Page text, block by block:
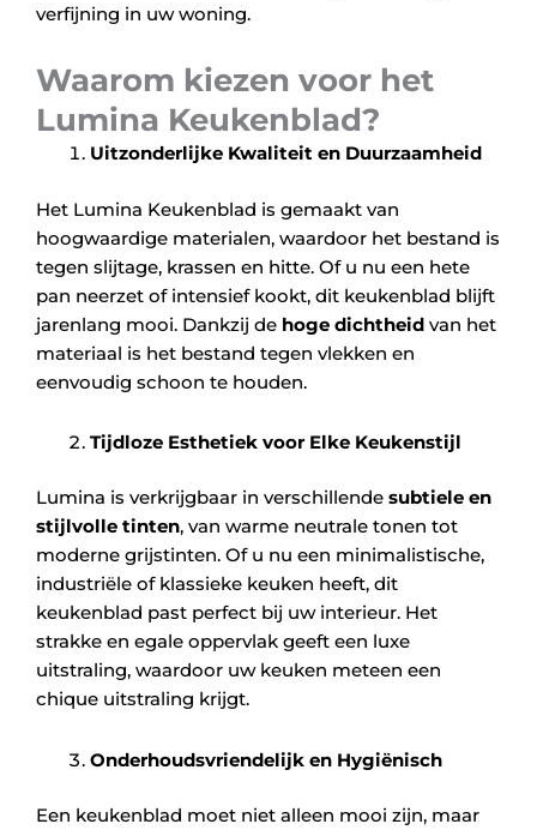
verfijning in uw woning.
Waarom kiezen voor het
Lumina Keukenblad?
Uitzonderlijke Kwaliteit en Duurzaamheid
Het Lumina Keukenblad is gemaakt van
hoogwaardige materialen, waardoor het bestand is
tegen slijtage, krassen en hitte. Of u nu een hete
pan neerzet of intensief kookt, dit keukenblad blijft
jarenlang mooi. Dankzij de hoge dichtheid van het
materiaal is het bestand tegen vlekken en
eenvoudig schoon te houden.
Tijdloze Esthetiek voor Elke Keukenstijl
Lumina is verkrijgbaar in verschillende subtiele en
stijlvolle tinten, van warme neutrale tonen tot
moderne grijstinten. Of u nu een minimalistische,
industriële of klassieke keuken heeft, dit
keukenblad past perfect bij uw interieur. Het
strakke en egale oppervlak geeft een luxe
uitstraling, waardoor uw keuken meteen een
chique uitstraling krijgt.
Onderhoudsvriendelijk en Hygiënisch
Een keukenblad moet niet alleen mooi zijn, maar